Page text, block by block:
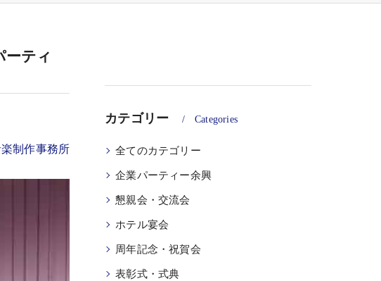
演奏と上質な余興を｜学会・インセンティブにも対応
演依頼｜オペラ・生演奏・サプライズ演出｜安田音楽制作事務所
ーティ
制作事務所
カテゴリー Categories
全てのカテゴリー
企業パーティー余興
懇親会・交流会
ホテル宴会
周年記念・祝賀会
表彰式・式典